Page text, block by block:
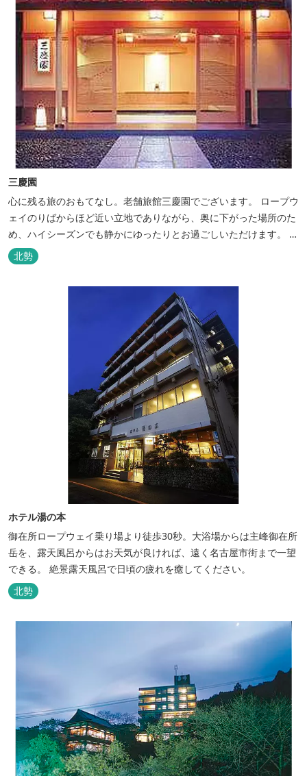
三慶園
心に残る旅のおもてなし。老舗旅館三慶園でございます。 ロープウ
ェイのりばからほど近い立地でありながら、奥に下がった場所のた
め、ハイシーズンでも静かにゆったりとお過ごしいただけます。 自
慢の大浴場からは、雄大な御在所岳を背に、御在所ロープウェイが
望めます。季節ごとに表情を変える湯の山の自然と対話しながら至
北勢
ホテル湯の本
御在所ロープウェイ乗り場より徒歩30秒。大浴場からは主峰御在所
岳を、露天風呂からはお天気が良ければ、遠く名古屋市街まで一望
できる。 絶景露天風呂で日頃の疲れを癒してください。
北勢